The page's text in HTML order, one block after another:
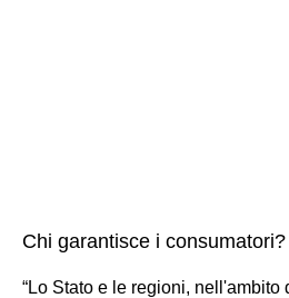
Chi garantisce i consumatori?
“Lo Stato e le regioni, nell'ambito